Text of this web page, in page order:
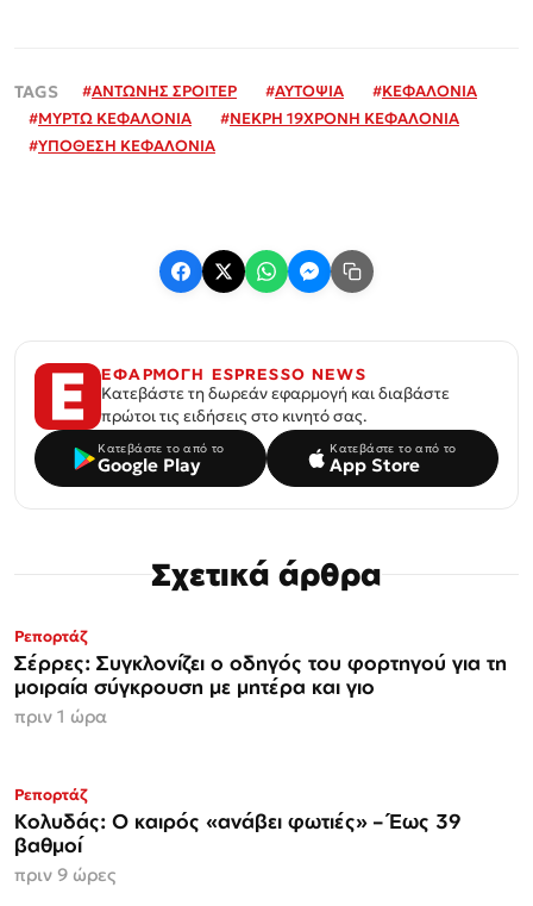
#ΑΝΤΩΝΗΣ ΣΡΟΙΤΕΡ #ΑΥΤΟΨΙΑ #ΚΕΦΑΛΟΝΙΑ
#ΜΥΡΤΩ ΚΕΦΑΛΟΝΙΑ #ΝΕΚΡΗ 19ΧΡΟΝΗ ΚΕΦΑΛΟΝΙΑ
#ΥΠΟΘΕΣΗ ΚΕΦΑΛΟΝΙΑ
ΕΦΑΡΜΟΓΗ ESPRESSO NEWS
Κατεβάστε τη δωρεάν εφαρμογή και διαβάστε
πρώτοι τις ειδήσεις στο κινητό σας.
Κατεβάστε το από το
Google Play
Κατεβάστε το από το
App Store
Σχετικά άρθρα
Ρεπορτάζ
Σέρρες: Συγκλονίζει ο οδηγός του φορτηγού για τη
μοιραία σύγκρουση με μητέρα και γιο
πριν 1 ώρα
Ρεπορτάζ
Κολυδάς: Ο καιρός «ανάβει φωτιές» – Έως 39
βαθμοί
πριν 9 ώρες